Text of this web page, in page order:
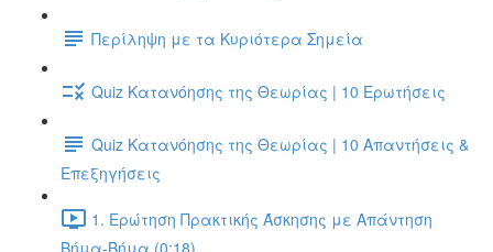
Περίληψη με τα Κυριότερα Σημεία
Quiz Κατανόησης της Θεωρίας | 10 Ερωτήσεις
Quiz Κατανόησης της Θεωρίας | 10 Απαντήσεις &
Επεξηγήσεις
1. Ερώτηση Πρακτικής Άσκησης με Απάντηση
Βήμα-Βήμα (0:18)